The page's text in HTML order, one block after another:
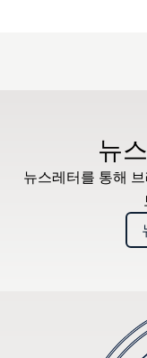
뉴
뉴스레터를 통해